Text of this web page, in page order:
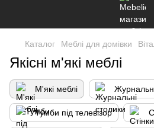
Каталог Меблі для домівки
Якісні м'які меблі
М'які меблі
Тумби під телевізор